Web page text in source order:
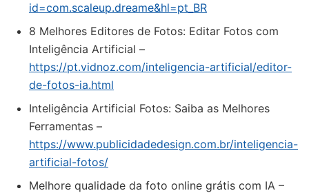
id=com.scaleup.dreame&hl=pt_BR
8 Melhores Editores de Fotos: Editar Fotos com
Inteligência Artificial –
https://pt.vidnoz.com/inteligencia-artificial/editor-
de-fotos-ia.html
Inteligência Artificial Fotos: Saiba as Melhores
Ferramentas –
https://www.publicidadedesign.com.br/inteligencia-
artificial-fotos/
Melhore qualidade da foto online grátis com IA –